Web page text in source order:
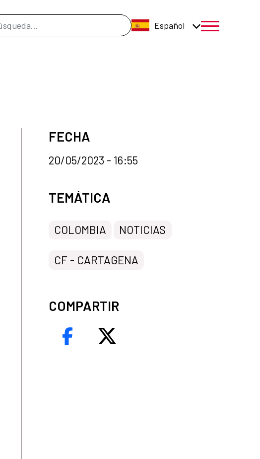
búsqueda Español
menú móvil
FECHA
20/05/2023 - 16:55
Categorías de la noticia
TEMÁTICA
COLOMBIA NOTICIAS
CF - CARTAGENA
COMPARTIR